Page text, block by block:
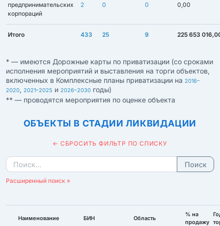
предпринимательских
корпораций
2 0 0 0,00
Итого 433 25 9 225 653
* — имеются Дорожные карты по приватизации (со сроками
исполнения мероприятий и выставления на торги объектов,
включенных в Комплексные планы приватизации на 2016–
2020, 2021–2025 и 2026–2030 годы)
** — проводятся мероприятия по оценке объекта
ОБЪЕКТЫ В СТАДИИ ЛИКВИДАЦИИ
← СБРОСИТЬ ФИЛЬТР ПО СПИСКУ
Поиск
Расширенный поиск »
Наименование БИН Область
% на
продажу